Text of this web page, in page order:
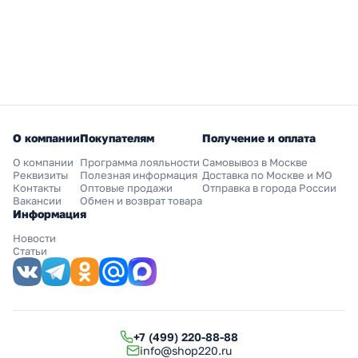
О компании
О компании
Реквизиты
Контакты
Вакансии
Покупателям
Программа лояльности
Полезная информация
Оптовые продажи
Обмен и возврат товара
Получение и оплата
Самовывоз в Москве
Доставка по Москве и МО
Отправка в города России
Информация
Новости
Статьи
+7 (499) 220-88-88
info@shop220.ru